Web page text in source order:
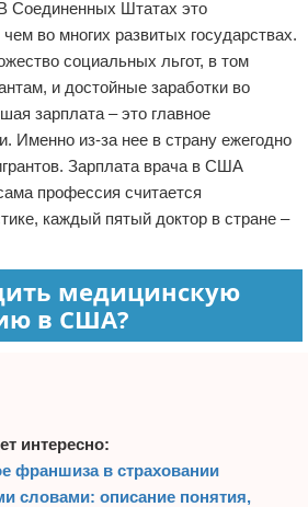
Соединенных Штатах это
во многих развитых государствах.
социальных льгот, в том
и достойные заработки во
зарплата – это главное
Именно из-за нее в страну ежегодно
Зарплата врача в США
профессия считается
каждый пятый доктор в стране –
медицинскую
в США?
интересно:
франшиза в страховании
словами: описание понятия,